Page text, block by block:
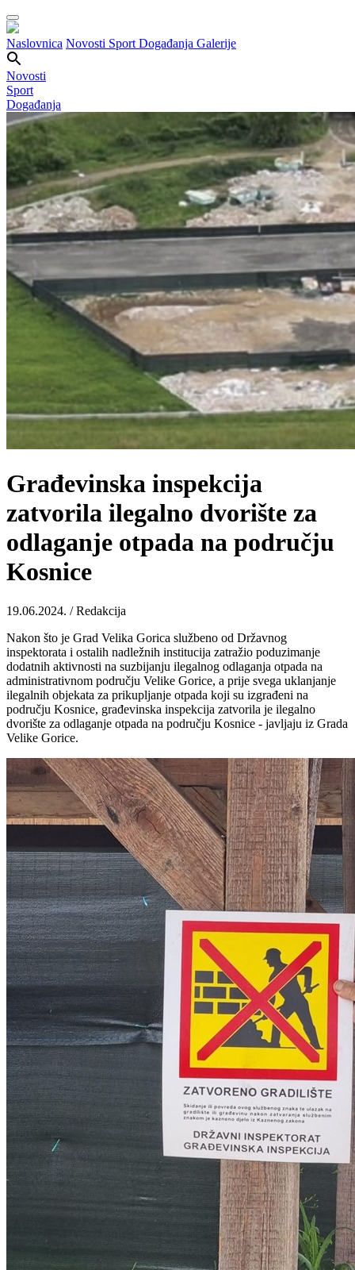
Naslovnica Novosti Sport Događanja Galerije
Novosti
Sport
Događanja
Građevinska inspekcija
zatvorila ilegalno dvorište za
odlaganje otpada na području
Kosnice
19.06.2024. / Redakcija
Nakon što je Grad Velika Gorica službeno od Državnog
inspektorata i ostalih nadležnih institucija zatražio poduzimanje
dodatnih aktivnosti na suzbijanju ilegalnog odlaganja otpada na
administrativnom području Velike Gorice, a prije svega uklanjanje
ilegalnih objekata za prikupljanje otpada koji su izgrađeni na
području Kosnice, građevinska inspekcija zatvorila je ilegalno
dvorište za odlaganje otpada na području Kosnice - javljaju iz Grada
Velike Gorice.